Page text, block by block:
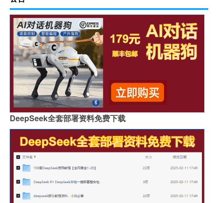
DeepSeek全套部署资料免费下载